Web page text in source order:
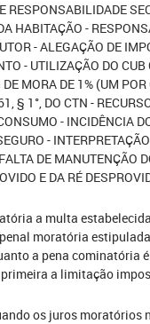
RESPONSABILIDADE
HABITAÇÃO -
- ALEGAÇÃO DE
- UTILIZAÇÃO DO
MORA DE 1% (UM
§ 1°, DO CTN -
- INCIDÊNCIA
-
DE MANUTENÇÃO
E DA RÉ
a multa
moratória
a pena cominatória
a limitação
os juros